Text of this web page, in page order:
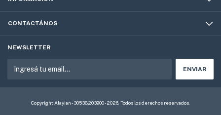
CONTACTÁNOS
NEWSLETTER
Copyright Alayian - 30538203900 - 2026. Todos los derechos reservados.